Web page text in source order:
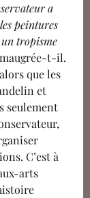
a
peintures
tropisme
t-il.
que les
et
seulement
C’est à
arts